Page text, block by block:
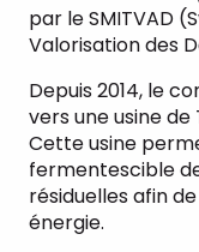
par le SMITVAD
Valorisation des
Depuis 2014, le
vers une usine de
Cette usine
fermentescible
résiduelles afin
énergie.